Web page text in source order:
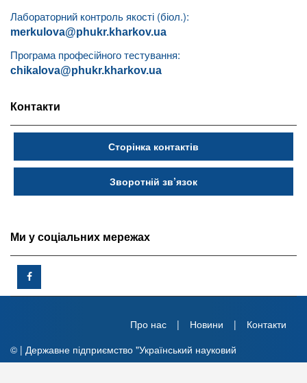
Лабораторний контроль якості (біол.):
merkulova@phukr.kharkov.ua
Програма професійного тестування:
chikalova@phukr.kharkov.ua
Контакти
Сторінка контактів
Зворотній зв’язок
Ми у соціальних мережах
Про нас Новини
Контакти
© | Державне підприємство "Український науковий
фармакопейний центр якості лікарських засобів"